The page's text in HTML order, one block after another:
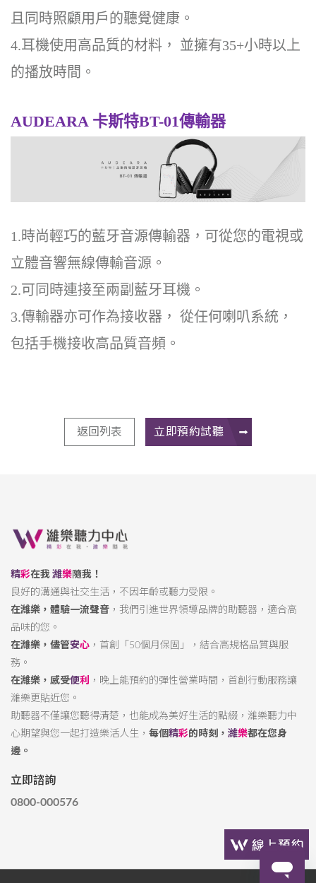
且同時照顧用戶的聽覺健康。
4.耳機使用高品質的材料， 並擁有35+小時以上
的播放時間。
AUDEARA 卡斯特BT-01傳輸器
1.時尚輕巧的藍牙音源傳輸器，可從您的電視或
立體音響無線傳輸音源。
2.可同時連接至兩副藍牙耳機。
3.傳輸器亦可作為接收器， 從任何喇叭系統，
包括手機接收高品質音頻。
返回列表 立即預約試聽
精彩在我 濰樂隨我！
良好的溝通與社交生活，不因年齡或聽力受限。
在濰樂，體驗一流聲音 ，我們引進世界領導品牌的助聽器，適合高
品味的您。
在濰樂，儘管安心 ，首創「50個月保固」，結合高規格品質與服
務。
在濰樂，感受便利 ，晚上能預約的彈性營業時間，首創行動服務讓
濰樂更貼近您。
助聽器不僅讓您聽得清楚，也能成為美好生活的點綴，濰樂聽力中
心期望與您一起打造樂活人生， 每個精彩的時刻， 濰樂都在您身
邊。
立即諮詢
0800-000576